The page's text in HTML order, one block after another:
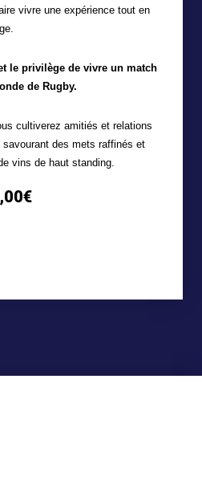
vivre une expérience tout en
le privilège de vivre un match
de Rugby.
cultiverez amitiés et relations
savourant des mets raffinés et
vins de haut standing.
€